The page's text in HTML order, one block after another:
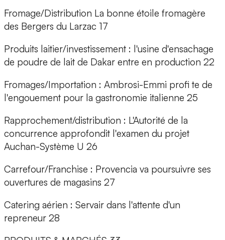
Fromage/Distribution La bonne étoile fromagère
des Bergers du Larzac 17
Produits laitier/investissement : l'usine d'ensachage
de poudre de lait de Dakar entre en production 22
Fromages/Importation : Ambrosi-Emmi profi te de
l'engouement pour la gastronomie italienne 25
Rapprochement/distribution : L'Autorité de la
concurrence approfondit l'examen du projet
Auchan-Système U 26
Carrefour/Franchise : Provencia va poursuivre ses
ouvertures de magasins 27
Catering aérien : Servair dans l'attente d'un
repreneur 28